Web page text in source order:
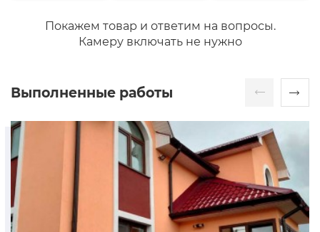
Покажем товар и ответим на вопросы.
Камеру включать не нужно
Выполненные работы